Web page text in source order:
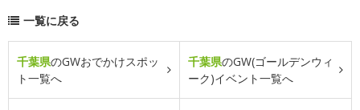
一覧に戻る
千葉県のGWおでかけスポッ
ト一覧へ
千葉県のGW(ゴールデンウィ
ーク)イベント一覧へ